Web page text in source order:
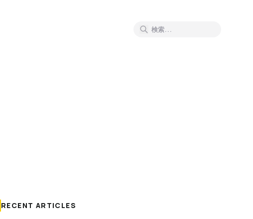
RECENT ARTICLES